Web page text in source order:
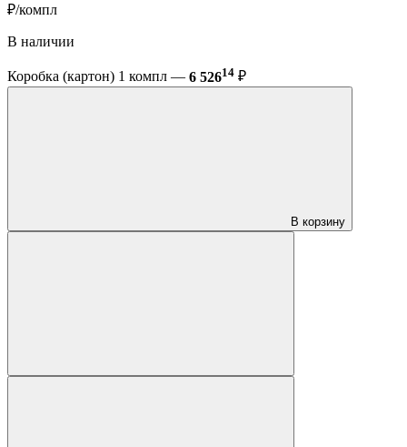
₽/компл
В наличии
Коробка (картон) 1 компл — 6 52614 ₽
В корзину